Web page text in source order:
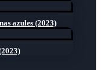
azules (2023)